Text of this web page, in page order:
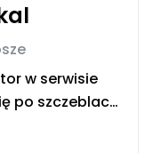
w serwisie
po szczeblach
w serwisach